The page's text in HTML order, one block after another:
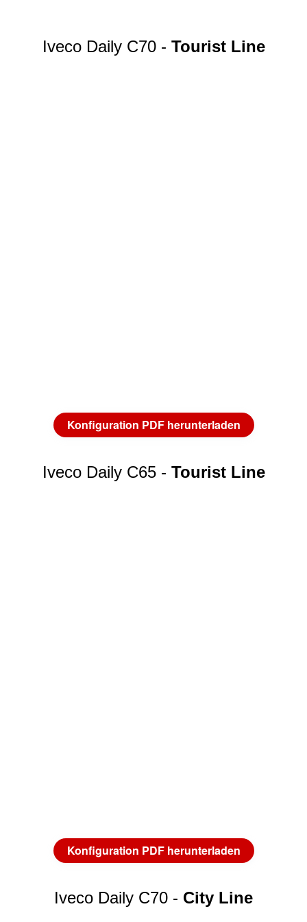
Iveco Daily C70 - Tourist Line
Konfiguration PDF herunterladen
Iveco Daily C65 - Tourist Line
Konfiguration PDF herunterladen
Iveco Daily C70 - City Line